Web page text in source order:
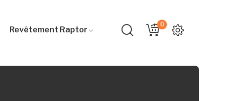
Revêtement Raptor
0